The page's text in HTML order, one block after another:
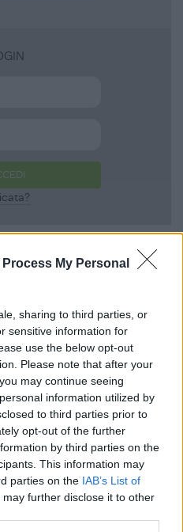
Process My Personal
sharing to third parties, or
sensitive information for
use the below opt-out
Please note that after your
may continue seeing
information utilized by
to third parties prior to
opt-out of the further
by third parties on the
This information may
parties on the IAB’s List of
may further disclose it to other
in
Unita